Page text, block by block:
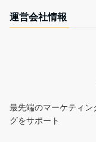
運営会社情報
最先端のマーケティ
グをサポート